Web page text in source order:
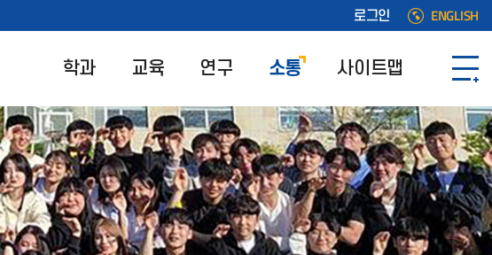
로그인 ENGLISH
학과 교육 연구 소통 사이트맵